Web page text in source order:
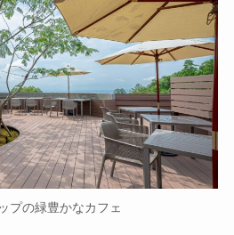
プの緑豊かなカフェ